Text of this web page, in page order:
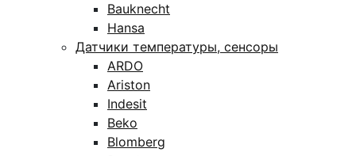
Bauknecht
Hansa
Датчики температуры, сенсоры
ARDO
Ariston
Indesit
Beko
Blomberg